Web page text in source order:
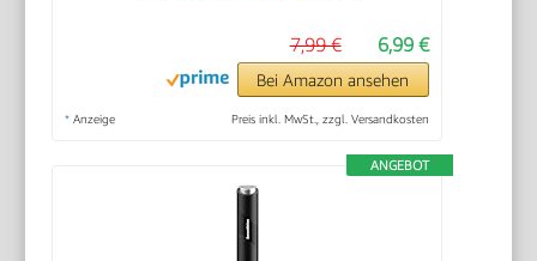
6,99 €
7,99 €
Bei Amazon ansehen
* Anzeige Preis inkl. MwSt., zzgl. Versandkosten
ANGEBOT